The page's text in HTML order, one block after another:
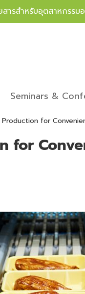
ารสำหรับอุตสาหกรรม
Seminars &
for
for